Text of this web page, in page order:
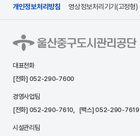
개인정보처리방침 영상정보처리기기(고정형
대표전화
[전화] 052-290-7600
경영사업팀
[전화] 052-290-7610 , [팩스] 052-290-7619
시설관리팀